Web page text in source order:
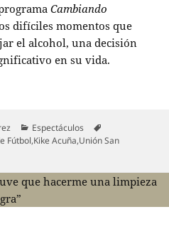
Cambiando
difíciles momentos que
el alcohol, una decisión
en su vida.
Acuña revela su lucha
Categorías
Espectáculos
Fútbol,Kike Acuña,Unión San